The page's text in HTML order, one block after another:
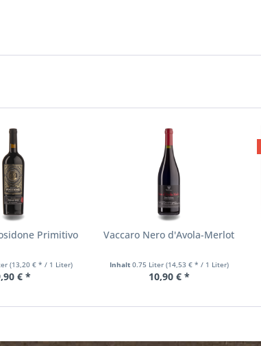
Primitivo
(13,20 € * / 1 Liter)
€ *
Vaccaro Nero d'Avola-Merlot
Inhalt 0.75 Liter (14,53 € * / 1 Liter)
10,90 € *